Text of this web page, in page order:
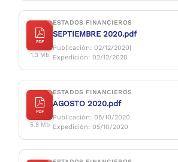
PDF
1.3 Mb
ESTADOS FINANCIEROS
SEPTIEMBRE 2020.pdf
Publicación: 02/12/2020|
Expedición: 02/12/2020
PDF
5.8 Mb
ESTADOS FINANCIEROS
AGOSTO 2020.pdf
Publicación: 05/10/2020
Expedición: 05/10/2020